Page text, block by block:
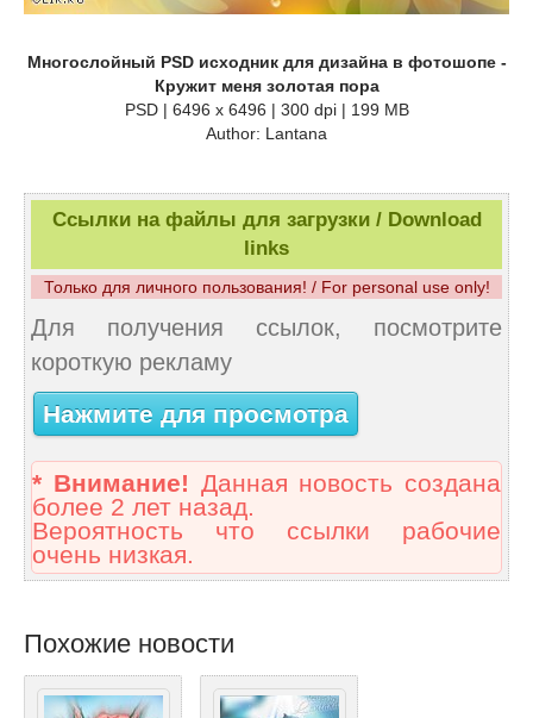
Многослойный PSD исходник для дизайна в фотошопе -
Кружит меня золотая пора
PSD | 6496 x 6496 | 300 dpi | 199 MB
Author: Lantana
Ссылки на файлы для загрузки / Download
links
Только для личного пользования! / For personal use only!
Для получения ссылок, посмотрите
короткую рекламу
Нажмите для просмотра
* Внимание! Данная новость создана
более 2 лет назад.
Вероятность что ссылки рабочие
очень низкая.
Похожие новости